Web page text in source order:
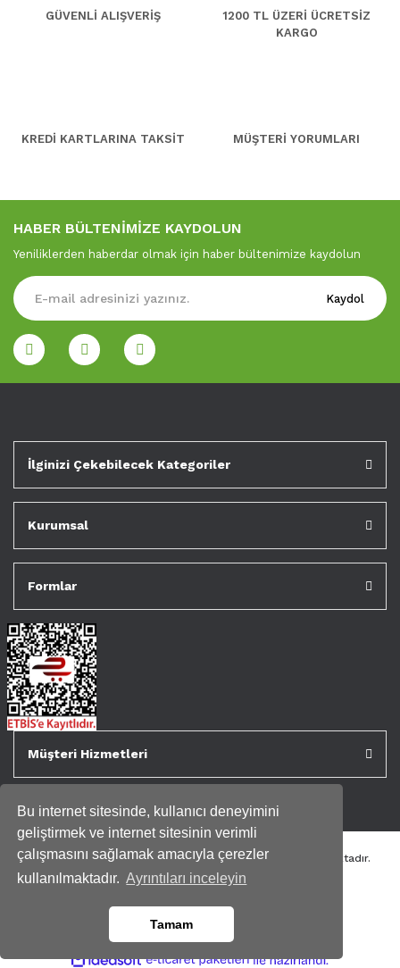
Bu internet sitesinde, kullanıcı deneyimini
geliştirmek ve internet sitesinin verimli
çalışmasını sağlamak amacıyla çerezler
kullanılmaktadır. Ayrıntıları inceleyin
Tamam
GÜVENLİ ALIŞVERİŞ
1200 TL ÜZERİ ÜCRETSİZ
KARGO
KREDİ KARTLARINA TAKSİT MÜŞTERİ YORUMLARI
HABER BÜLTENİMİZE KAYDOLUN
Yeniliklerden haberdar olmak için haber bültenimize kaydolun
Kaydol
İlginizi Çekebilecek Kategoriler
Kurumsal
Formlar
Müşteri Hizmetleri
Tüm kredi kartı bilgileriniz 256bit SSL Sertifikası ile korunmaktadır.
Genispencere.com Tüm Hakları Saklıdır.
ideasoft e- ile